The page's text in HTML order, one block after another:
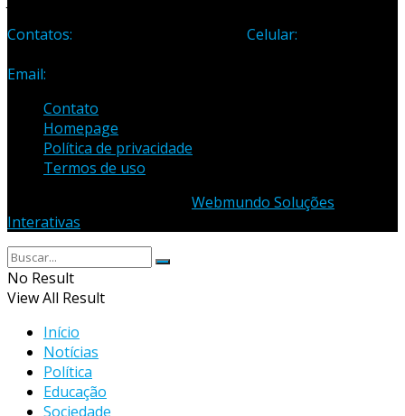
Contatos:
Celular:
Email:
Contato
Homepage
Política de privacidade
Termos de uso
Webmundo Soluções
Interativas
No Result
View All Result
Início
Notícias
Política
Educação
Sociedade